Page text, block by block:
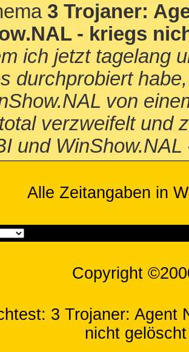
3 Trojaner:
- kriegs
ich jetzt tagelang
durchprobiert
von
verzweifelt und
und
Alle Zeitangaben in
Copyright
3 Trojaner: Agent
nicht